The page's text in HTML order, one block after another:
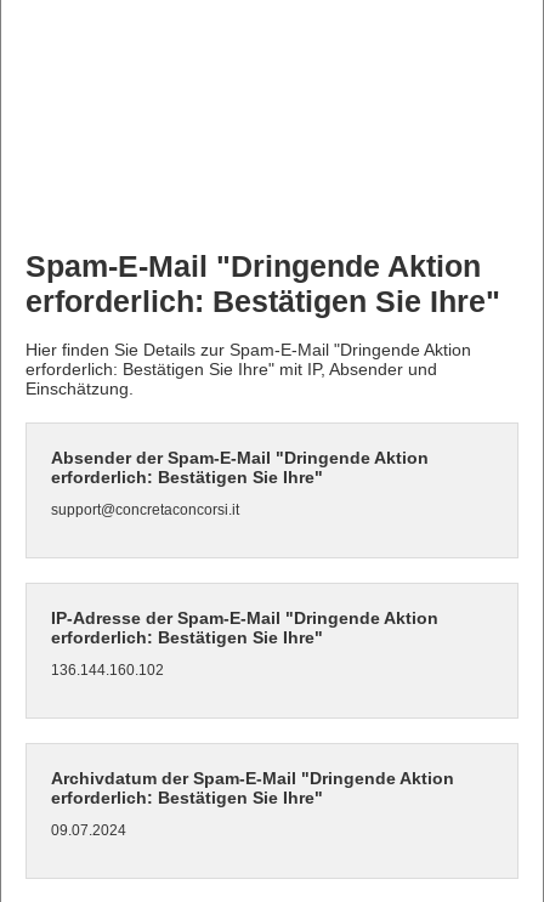
Spam-E-Mail "Dringende Aktion
erforderlich: Bestätigen Sie Ihre"
Hier finden Sie Details zur Spam-E-Mail "Dringende Aktion
erforderlich: Bestätigen Sie Ihre" mit IP, Absender und
Einschätzung.
Absender der Spam-E-Mail "Dringende Aktion
erforderlich: Bestätigen Sie Ihre"
support@concretaconcorsi.it
IP-Adresse der Spam-E-Mail "Dringende Aktion
erforderlich: Bestätigen Sie Ihre"
136.144.160.102
Archivdatum der Spam-E-Mail "Dringende Aktion
erforderlich: Bestätigen Sie Ihre"
09.07.2024